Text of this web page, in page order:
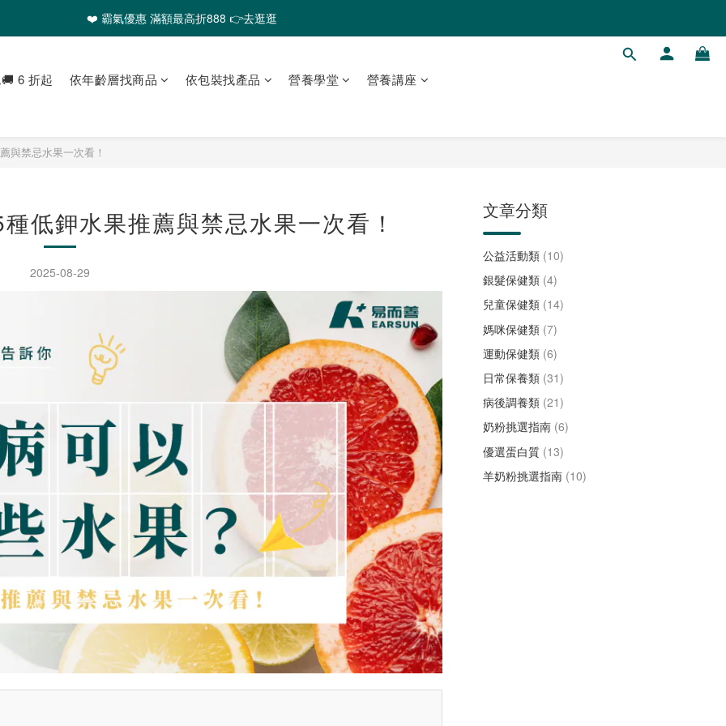
❤️ 霸氣優惠 滿額最高折888 👉去逛逛
🎉全館任選2件以上 88折起
6 折起 依年齡層找商品 依包裝找產品 營養學堂 營養講座
與禁忌水果一次看！
低鉀水果推薦與禁忌水果一次看！
2025-08-29
文章分類
公益活動類 (10)
銀髮保健類 (4)
兒童保健類 (14)
媽咪保健類 (7)
運動保健類 (6)
日常保養類 (31)
病後調養類 (21)
奶粉挑選指南 (6)
優選蛋白質 (13)
羊奶粉挑選指南 (10)